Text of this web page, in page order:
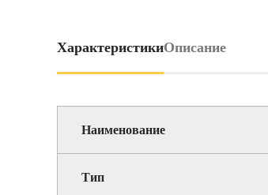
ХарактеристикиОписание
Наименование
Тип